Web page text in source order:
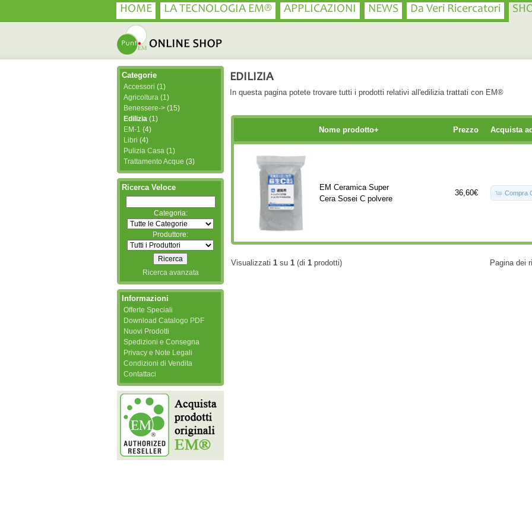
HOME LA TECNOLOGIA EM® APPLICAZIONI NEWS Da Veri Ricercatori
EDILIZIA
In questa pagina potete trovare tutti i prodotti relativi all'edilizia trattati con EM®
Nome prodotto+ Prezzo Acquista
EM Ceramica Super
Cera Sosei C polvere
36,60€ Compra
Pagina dei
Visualizzati 1 su 1 (di 1 prodotti)
Categorie
Accessori (1)
Agricoltura (1)
Benessere-> (15)
Edilizia (1)
EM-1 (4)
Libri (4)
Pulizia Casa (1)
Trattamento Acque (3)
Ricerca Veloce
Categoria:
Produttore:
Ricerca avanzata
Informazioni
Offerte Speciali
Download Catalogo PDF
Nuovi Prodotti
Spedizioni e Consegna
Privacy e Note Legali
Condizioni di Vendita
Contattaci